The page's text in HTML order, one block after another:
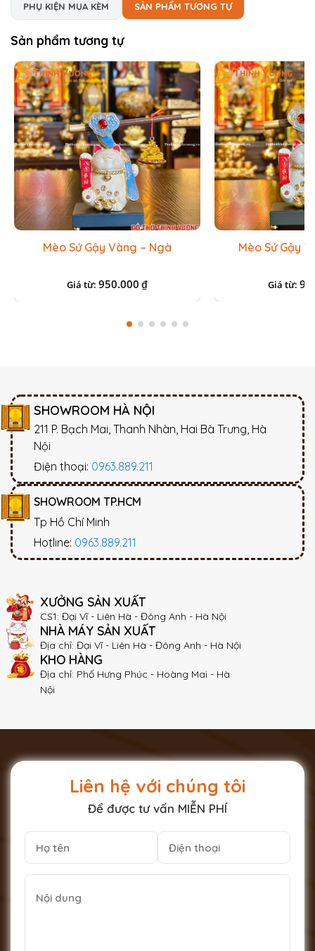
PHỤ KIỆN MUA KÈM SẢN PHẨM TƯƠNG TỰ
Sản phẩm tương tự
Mèo Sứ Gậy Vàng – Ngà
Giá từ:950.000 ₫
Mèo Sứ Gậy
Giá từ:
SHOWROOM HÀ NỘI
211 P. Bạch Mai, Thanh Nhàn, Hai Bà Trưng, Hà
Nội
Điện thoại: 0963.889.211
SHOWROOM TP.HCM
Tp Hồ Chí Minh
Hotline: 0963.889.211
XƯỞNG SẢN XUẤT
CS1: Đại Vĩ - Liên Hà - Đông Anh - Hà Nội
NHÀ MÁY SẢN XUẤT
Địa chỉ: Đại Vĩ - Liên Hà - Đông Anh - Hà Nội
KHO HÀNG
Địa chỉ: Phố Hưng Phúc - Hoàng Mai - Hà
Nội
Liên hệ với chúng tôi
Để được tư vấn MIỄN PHÍ